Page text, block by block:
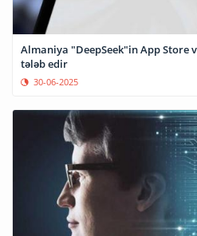
Almaniya "DeepSeek"in App Store
tələb edir
30-06-2025